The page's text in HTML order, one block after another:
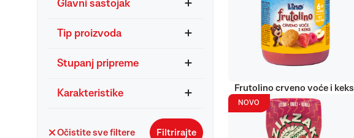
Glavni sastojak
Tip proizvoda
Stupanj pripreme
Karakteristike
Očistite sve filtere Filtrirajte
Frutolino crveno voće i keks
NOVO